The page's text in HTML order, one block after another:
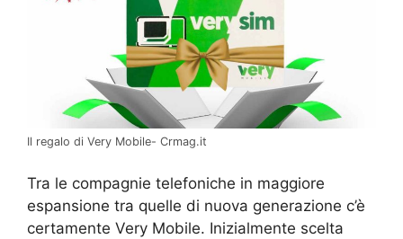
Il regalo di Very Mobile- Crmag.it
Tra le compagnie telefoniche in maggiore
espansione tra quelle di nuova generazione c’è
certamente Very Mobile. Inizialmente scelta